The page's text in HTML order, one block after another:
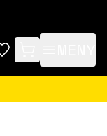
items in cart, view